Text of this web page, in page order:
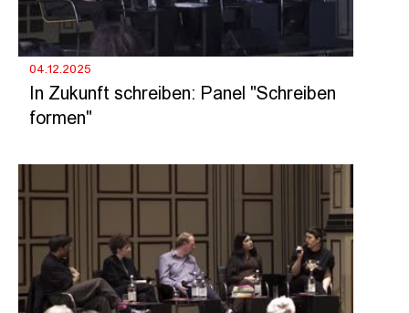
04.12.2025
In Zukunft schreiben: Panel "Schreiben
formen"